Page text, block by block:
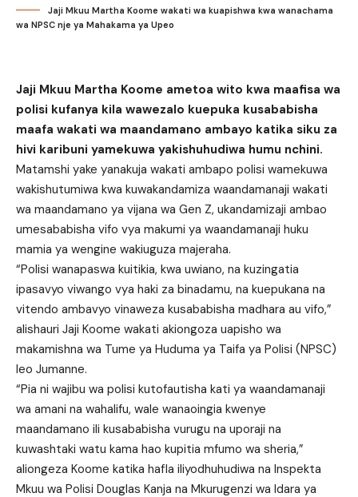
Jaji Mkuu Martha Koome wakati wa kuapishwa kwa wanachama
wa NPSC nje ya Mahakama ya Upeo
Jaji Mkuu Martha Koome ametoa wito kwa maafisa wa
polisi kufanya kila wawezalo kuepuka kusababisha
maafa wakati wa maandamano ambayo katika siku za
hivi karibuni yamekuwa yakishuhudiwa humu nchini.
Matamshi yake yanakuja wakati ambapo polisi wamekuwa
wakishutumiwa kwa kuwakandamiza waandamanaji wakati
wa maandamano ya vijana wa Gen Z, ukandamizaji ambao
umesababisha vifo vya makumi ya waandamanaji huku
mamia ya wengine wakiuguza majeraha.
“Polisi wanapaswa kuitikia, kwa uwiano, na kuzingatia
ipasavyo viwango vya haki za binadamu, na kuepukana na
vitendo ambavyo vinaweza kusababisha madhara au vifo,”
alishauri Jaji Koome wakati akiongoza uapisho wa
makamishna wa Tume ya Huduma ya Taifa ya Polisi (NPSC)
leo Jumanne.
“Pia ni wajibu wa polisi kutofautisha kati ya waandamanaji
wa amani na wahalifu, wale wanaoingia kwenye
maandamano ili kusababisha vurugu na uporaji na
kuwashtaki watu kama hao kupitia mfumo wa sheria,”
aliongeza Koome katika hafla iliyodhuhudiwa na Inspekta
Mkuu wa Polisi Douglas Kanja na Mkurugenzi wa Idara ya